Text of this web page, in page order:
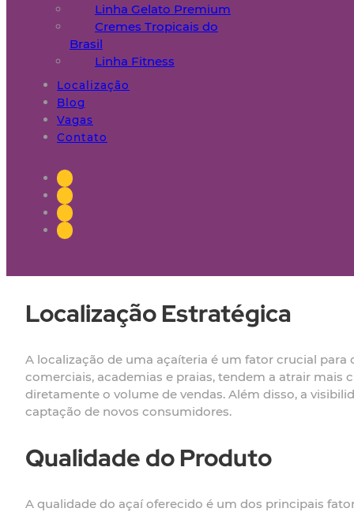
Linha Gelato Premium
Cremes Tropicais do
Brasil
Linha Fitness
Localização
Blog
Vagas
Contato
Localização Estratégica
A localização de uma açaíteria é um fator crucial
comerciais, academias e praias, tendem a atrair
diretamente o volume de vendas. Além disso, a
captação de novos consumidores.
Qualidade do Produto
A qualidade do açaí oferecido é um dos principais